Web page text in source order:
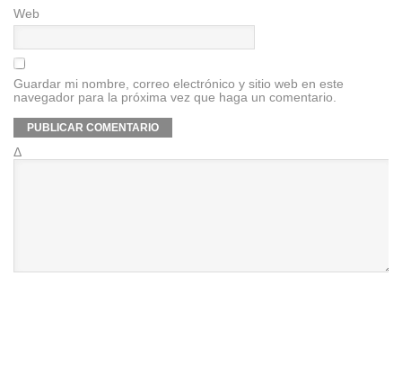
Web
Guardar mi nombre, correo electrónico y sitio web en este
navegador para la próxima vez que haga un comentario.
Δ